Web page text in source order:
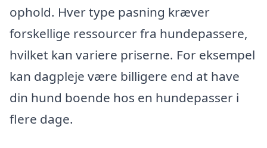
ophold. Hver type pasning kræver
forskellige ressourcer fra hundepassere,
hvilket kan variere priserne. For eksempel
kan dagpleje være billigere end at have
din hund boende hos en hundepasser i
flere dage.